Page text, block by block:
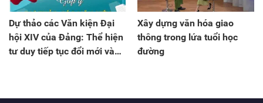
Dự thảo các Văn kiện Đại
hội XIV của Đảng: Thể hiện
tư duy tiếp tục đổi mới và
Xây dựng văn hóa giao
thông trong lứa tuổi học
đường